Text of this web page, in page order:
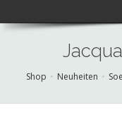
Shop Neuheiten